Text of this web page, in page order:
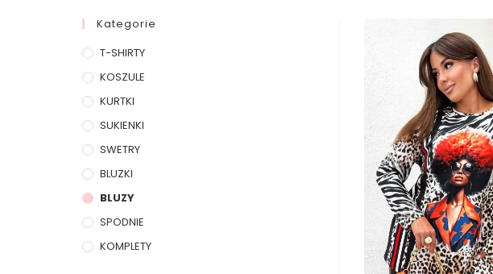
Kategorie
T-SHIRTY
KOSZULE
KURTKI
SUKIENKI
SWETRY
BLUZKI
BLUZY
SPODNIE
KOMPLETY